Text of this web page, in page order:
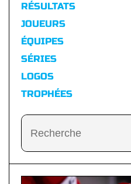
RÉSULTATS
JOUEURS
ÉQUIPES
SÉRIES
LOGOS
TROPHÉES